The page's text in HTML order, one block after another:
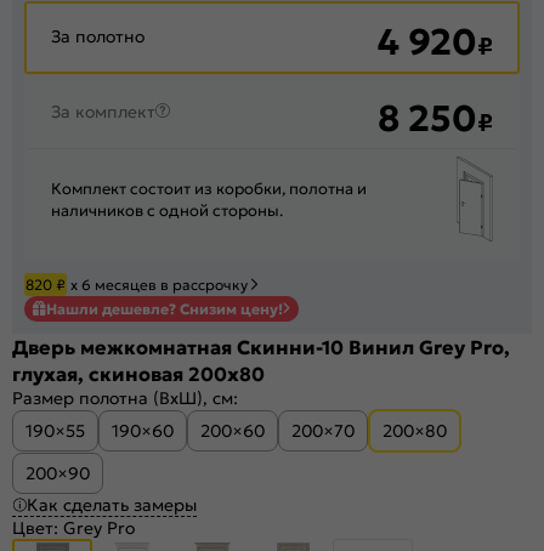
За полотно 4 920₽
За комплект 8 250₽
Комплект состоит из коробки, полотна и
наличников с одной стороны.
820 ₽ х 6 месяцев в рассрочку
Нашли дешевле? Снизим цену!
Дверь межкомнатная Скинни-10 Винил Grey Pro,
глухая, скиновая 200x80
Размер полотна (ВхШ), см:
190×55
190×60 200×60 200×70
200×80
200×90
Как сделать замеры
Цвет: Grey Pro